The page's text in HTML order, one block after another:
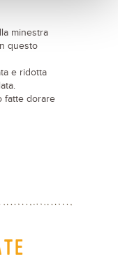
minestra
questo
e ridotta
fatte dorare